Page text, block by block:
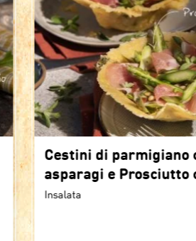
Cestini di parmigiano
asparagi e Prosciutto
Insalata